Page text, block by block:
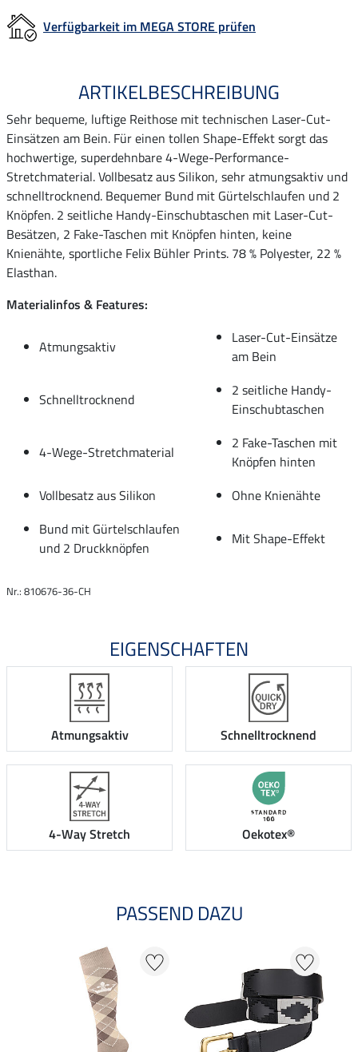
Verfügbarkeit im MEGA STORE prüfen
ARTIKELBESCHREIBUNG
Sehr bequeme, luftige Reithose mit technischen Laser-Cut-
Einsätzen am Bein. Für einen tollen Shape-Effekt sorgt das
hochwertige, superdehnbare 4-Wege-Performance-
Stretchmaterial. Vollbesatz aus Silikon, sehr atmungsaktiv und
schnelltrocknend. Bequemer Bund mit Gürtelschlaufen und 2
Knöpfen. 2 seitliche Handy-Einschubtaschen mit Laser-Cut-
Besätzen, 2 Fake-Taschen mit Knöpfen hinten, keine
Knienähte, sportliche Felix Bühler Prints. 78 % Polyester, 22 %
Elasthan.
Materialinfos & Features:
Atmungsaktiv
Laser-Cut-Einsätze
am Bein
Schnelltrocknend
2 seitliche Handy-
Einschubtaschen
4-Wege-Stretchmaterial
2 Fake-Taschen mit
Knöpfen hinten
Vollbesatz aus Silikon
Ohne Knienähte
Bund mit Gürtelschlaufen
und 2 Druckknöpfen
Mit Shape-Effekt
Nr.: 810676-36-CH
EIGENSCHAFTEN
Atmungsaktiv Schnelltrocknend
4-Way Stretch Oekotex®
PASSEND DAZU